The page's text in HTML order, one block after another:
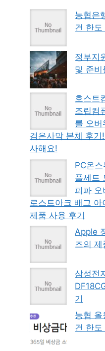
농협은
건 한도
정부지
및 준비
호스트
조립컴
롤 오버
검은사막 본체 후
사해요!
PC온
풀세트
피파 오
로스트아크 배그
제품 사용 후기
Apple
즈의 제
삼성전
기
농협 올
건 한도